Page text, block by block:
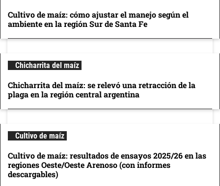
Cultivo de maíz: cómo ajustar el manejo según el
ambiente en la región Sur de Santa Fe
Chicharrita del maíz
Chicharrita del maíz: se relevó una retracción de la
plaga en la región central argentina
Cultivo de maíz
Cultivo de maíz: resultados de ensayos 2025/26 en las
regiones Oeste/Oeste Arenoso (con informes
descargables)